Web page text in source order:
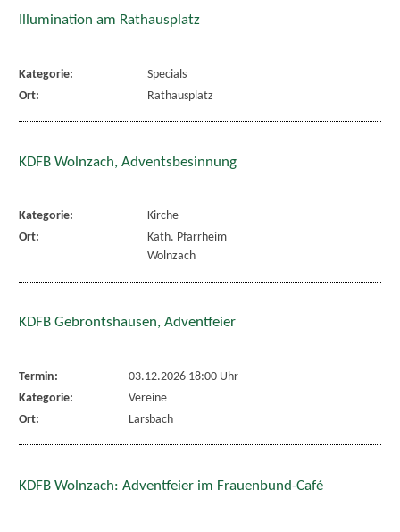
Illumination am Rathausplatz
Kategorie:
Specials
Ort:
Rathausplatz
KDFB Wolnzach, Adventsbesinnung
Kategorie:
Kirche
Ort:
Kath. Pfarrheim
Wolnzach
KDFB Gebrontshausen, Adventfeier
Termin:
03.12.2026 18:00 Uhr
Kategorie:
Vereine
Ort:
Larsbach
KDFB Wolnzach: Adventfeier im Frauenbund-Café